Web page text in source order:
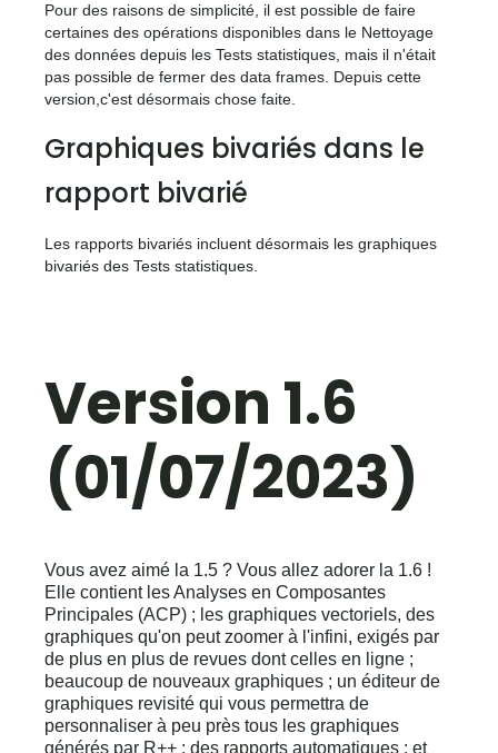
Pour des raisons de simplicité, il est possible de faire
certaines des opérations disponibles dans le Nettoyage
des données depuis les Tests statistiques, mais il n'était
pas possible de fermer des data frames. Depuis cette
version,c'est désormais chose faite.
Graphiques bivariés dans le
rapport bivarié
Les rapports bivariés incluent désormais les graphiques
bivariés des Tests statistiques.
Version 1.6
(01/07/2023)
Vous avez aimé la 1.5 ? Vous allez adorer la 1.6 !
Elle contient les Analyses en Composantes
Principales (ACP) ; les graphiques vectoriels, des
graphiques qu'on peut zoomer à l'infini, exigés par
de plus en plus de revues dont celles en ligne ;
beaucoup de nouveaux graphiques ; un éditeur de
graphiques revisité qui vous permettra de
personnaliser à peu près tous les graphiques
générés par R++ ; des rapports automatiques ; et